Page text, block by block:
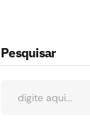
Pesquisar